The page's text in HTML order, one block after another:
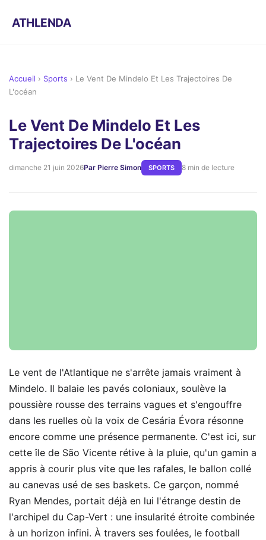
ATHLENDA
Accueil › Sports › Le Vent De Mindelo Et Les Trajectoires De
L'océan
Le Vent De Mindelo Et Les
Trajectoires De L'océan
dimanche 21 juin 2026Par Pierre Simon SPORTS 8 min de lecture
Le vent de l'Atlantique ne s'arrête jamais vraiment à
Mindelo. Il balaie les pavés coloniaux, soulève la
poussière rousse des terrains vagues et s'engouffre
dans les ruelles où la voix de Cesária Évora résonne
encore comme une présence permanente. C'est ici, sur
cette île de São Vicente rétive à la pluie, qu'un gamin a
appris à courir plus vite que les rafales, le ballon collé
au canevas usé de ses baskets. Ce garçon, nommé
Ryan Mendes, portait déjà en lui l'étrange destin de
l'archipel du Cap-Vert : une insularité étroite combinée
à un horizon infini. À travers ses foulées, le football